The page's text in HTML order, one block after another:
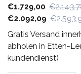
€1.729,00
€2.092,09
Gratis Versand
abholen in Etten-
kundendienst)